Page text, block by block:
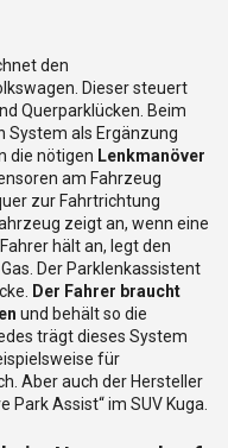
den
Dieser steuert
Querparklücken. Beim
System als Ergänzung
die nötigen Lenkmanöver
am Fahrzeug
zur Fahrtrichtung
zeigt an, wenn eine
hält an, legt den
Der Parklenkassistent
Der Fahrer braucht
und behält so die
trägt dieses System
für
Aber auch der Hersteller
Park Assist“ im SUV Kuga.